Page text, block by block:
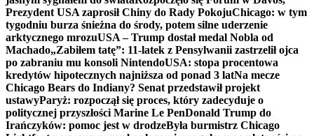
Prezydent USA zaprosił Chiny do Rady PokojuChicago: w tym
tygodniu burza śnieżna do środy, potem silne uderzenie
arktycznego mrozuUSA – Trump dostał medal Nobla od
Machado„Zabiłem tatę”: 11-latek z Pensylwanii zastrzelił ojca
po zabraniu mu konsoli NintendoUSA: stopa procentowa
kredytów hipotecznych najniższa od ponad 3 latNa mecze
Chicago Bears do Indiany? Senat przedstawił projekt
ustawyParyż: rozpoczął się proces, który zadecyduje o
politycznej przyszłości Marine Le PenDonald Trump do
Irańczyków: pomoc jest w drodzeByła burmistrz Chicago